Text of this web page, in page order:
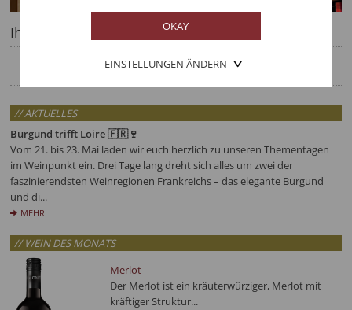
EINSTELLUNGEN ÄNDERN
Ihre Auswahl im Detail
// AKTUELLES
Burgund trifft Loire 🇫🇷🍷
Vom 21. bis 23. Mai laden wir euch herzlich zu unseren Thementagen
im Weinpunkt ein. Drei Tage lang dreht sich alles um zwei der
faszinierendsten Weinregionen Frankreichs – das elegante Burgund
und di...
MEHR
// WEIN DES MONATS
Merlot
Der Merlot ist ein kräuterwürziger, Merlot mit
kräftiger Struktur...